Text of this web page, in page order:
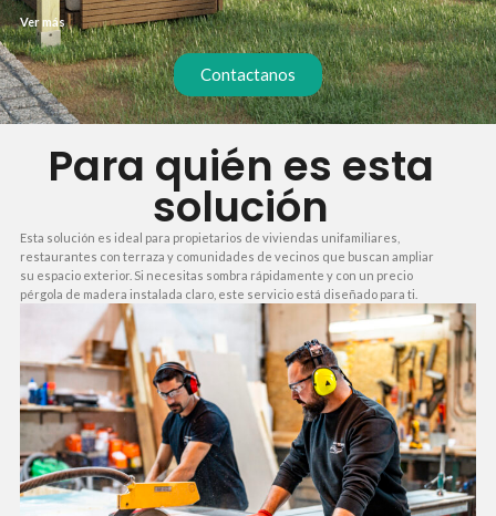
la complejidad del montaje. Ofrecemos un presupuesto cerrado sin sorpresas
que incluye materiales, mano de obra y transporte. Así sabes exactamente
cuánto invertirás desde el primer momento.
Ver más
Contactanos
Para quién es esta
solución
Esta solución es ideal para propietarios de viviendas unifamiliares,
restaurantes con terraza y comunidades de vecinos que buscan ampliar
su espacio exterior. Si necesitas sombra rápidamente y con un precio
pérgola de madera instalada claro, este servicio está diseñado para ti.